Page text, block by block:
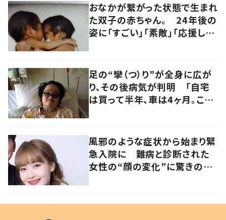
おなかが繋がった状態で生まれ
た双子の赤ちゃん。 24年後の
姿に「すごい」「素敵」「応援して
足の“攣（つ）り”が全身に広が
り、その後病気が判明 「自宅
は買って半年、車は4ヶ月。この
聞いた
風邪のような症状から始まり緊
急入院に 難病と診断された
女性の“顔の変化”に驚きの